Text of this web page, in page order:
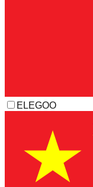
ELEGOO